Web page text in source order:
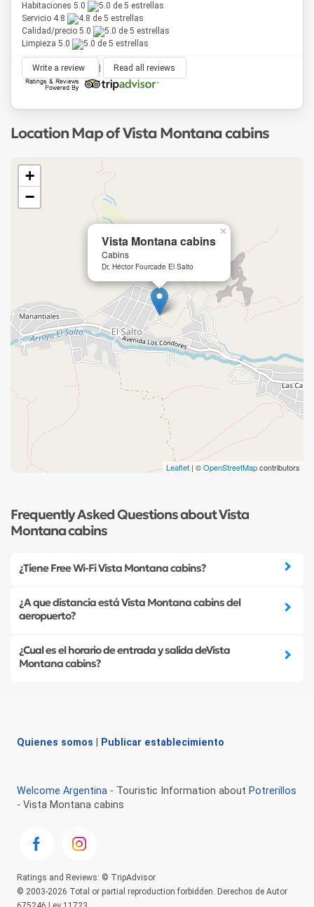
Habitaciones 5.0
Servicio 4.8
Calidad/precio 5.0
Limpieza 5.0
Write a review Read all reviews
Location Map of Vista Montana cabins
Vista Montana cabins
Cabins
Dr. Héctor Fourcade El Salto
×
+
−
Leaflet | ©OpenStreetMapcontributors
Frequently Asked Questions about Vista
Montana cabins
¿Tiene Free Wi-Fi Vista Montana cabins?
¿A que distancia está Vista Montana cabins del
aeropuerto?
¿Cual es el horario de entrada y salida deVista
Montana cabins?
Quienes somos Publicar establecimiento
Welcome Argentina - Touristic Information about Potrerillos
- Vista Montana cabins
Ratings and Reviews: © TripAdvisor
© 2003-2026 Total or partial reproduction forbidden. Derechos de Autor